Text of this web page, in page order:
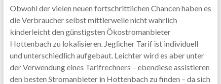
Obwohl der vielen neuen fortschrittlichen Chancen haben es
die Verbraucher selbst mittlerweile nicht wahrlich
kinderleicht den günstigsten Ökostromanbieter
Hottenbach zu lokalisieren. Jeglicher Tarif ist individuell
und unterschiedlich aufgebaut. Leichter wird es aber unter
der Verwendung eines Tarifrechners – ebendiese assistieren
den besten Stromanbieter in Hottenbach zu finden – da sich